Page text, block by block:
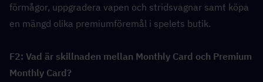
förmågor, uppgradera vapen och stridsvagnar samt köpa
en mängd olika premiumföremål i spelets butik.
F2: Vad är skillnaden mellan Monthly Card och Premium
Monthly Card?